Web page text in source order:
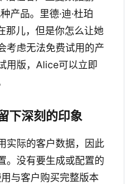
产品。里德·迪·杜珀
那儿，但是你怎么让她
考虑无法免费试用的产
用版，Alice可以立即
下深刻的印象
实际的客户数据，因此
。没有要生成或配置的
与客户购买完整版本